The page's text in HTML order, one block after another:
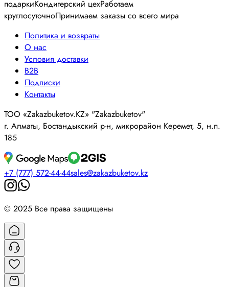
подаркиКондитерский цехРаботаем
круглосуточноПринимаем заказы со всего мира
Политика и возвраты
О нас
Условия доставки
B2B
Подписки
Контакты
ТОО «Zakazbuketov.KZ» "Zakazbuketov"
г. Алматы, Бостандыкский р-н, микрорайон Керемет, 5, н.п.
185
+7 (777) 572-44-44sales@zakazbuketov.kz
© 2025 Все права защищены